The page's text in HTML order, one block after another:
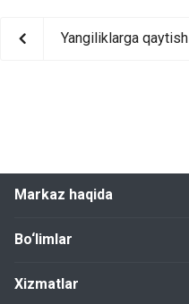
Yangiliklarga qaytish
Markaz haqida
Bo‘limlar
Xizmatlar